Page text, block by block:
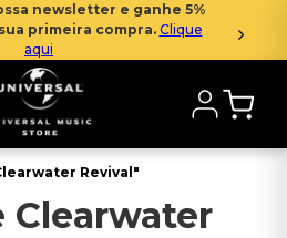
newsletter e ganhe 5%
primeira compra. Clique
aqui
Revival
Clearwater